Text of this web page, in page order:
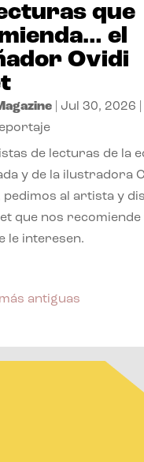
que
el
Ovidi
| Jul 30, 2026
de lecturas de la
y de la ilustradora
pedimos al artista y
que nos
le interesen.
antiguas